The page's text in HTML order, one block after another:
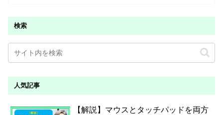
検索
人気記事
【解説】マウスとタッチパッドを両方